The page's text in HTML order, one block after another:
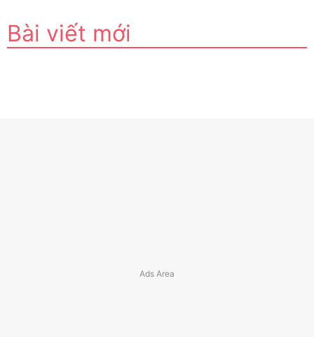
Bài viết mới